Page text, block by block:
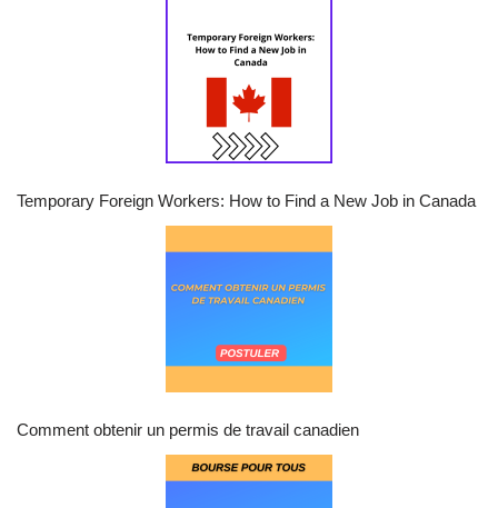
Temporary Foreign Workers: How to Find a New Job in Canada
Comment obtenir un permis de travail canadien